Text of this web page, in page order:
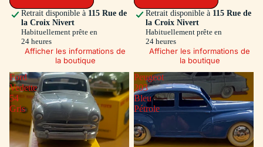
Retrait disponible à 115 Rue de
la Croix Nivert
Habituellement prête en
24 heures
Afficher les informations de
la boutique
Retrait disponible à 115 Rue de
la Croix Nivert
Habituellement prête en
24 heures
Afficher les informations de
la boutique
Ford
Vedette
54
Gris
Peugeot
203
Bleu
Pétrole